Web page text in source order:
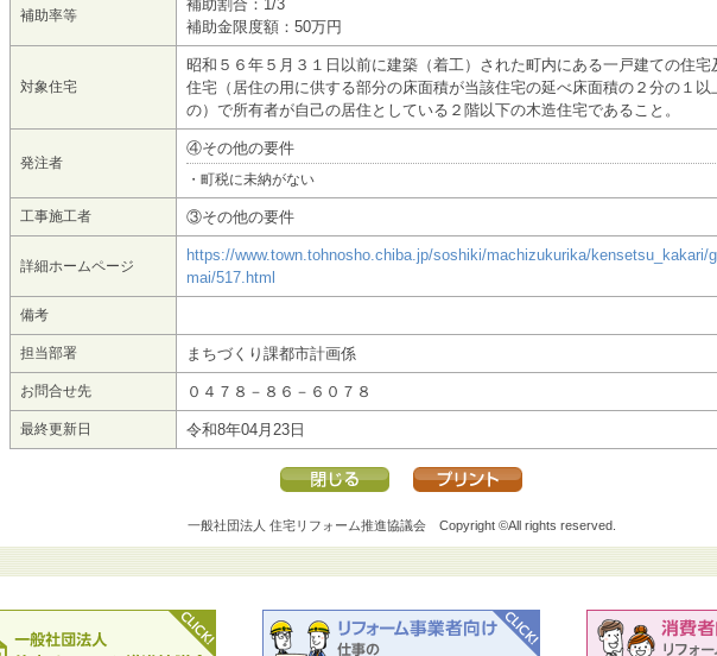
補助率等
補助割合：1/3
補助金限度額：50万円
対象住宅
昭和５６年５月３１日以前に建築（着工）された町内にある一戸建ての住宅
住宅（居住の用に供する部分の床面積が当該住宅の延べ床面積の２分の１以
の）で所有者が自己の居住としている２階以下の木造住宅であること。
発注者
④その他の要件
・町税に未納がない
工事施工者 ③その他の要件
詳細ホームページ
https://www.town.tohnosho.chiba.jp/soshiki/machizukurika/kensetsu_kakari/
mai/517.html
備考
担当部署 まちづくり課都市計画係
お問合せ先 ０４７８－８６－６０７８
最終更新日 令和8年04月23日
一般社団法人 住宅リフォーム推進協議会Copyright ©All rights reserved.